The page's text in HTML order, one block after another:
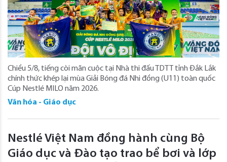
Chiều 5/8, tiếng còi mãn cuộc tại Nhà thi đấu TDTT tỉnh Đắk Lắk
chính thức khép lại mùa Giải Bóng đá Nhi đồng (U11) toàn quốc
Cúp Nestlé MILO năm 2026.
Văn hóa - Giáo dục
Nestlé Việt Nam đồng hành cùng Bộ
Giáo dục và Đào tạo trao bể bơi và lớp